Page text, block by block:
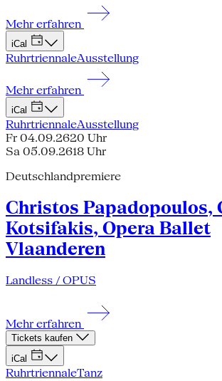
Mehr erfahren
iCal
RuhrtriennaleAusstellung
Mehr erfahren
iCal
RuhrtriennaleAusstellung
Fr 04.09.2620 Uhr
Sa 05.09.2618 Uhr
Deutschlandpremiere
Christos Papadopoulos,
Kotsifakis, Opera Ballet
Vlaanderen
Landless / OPUS
Mehr erfahren
Tickets kaufen
iCal
RuhrtriennaleTanz